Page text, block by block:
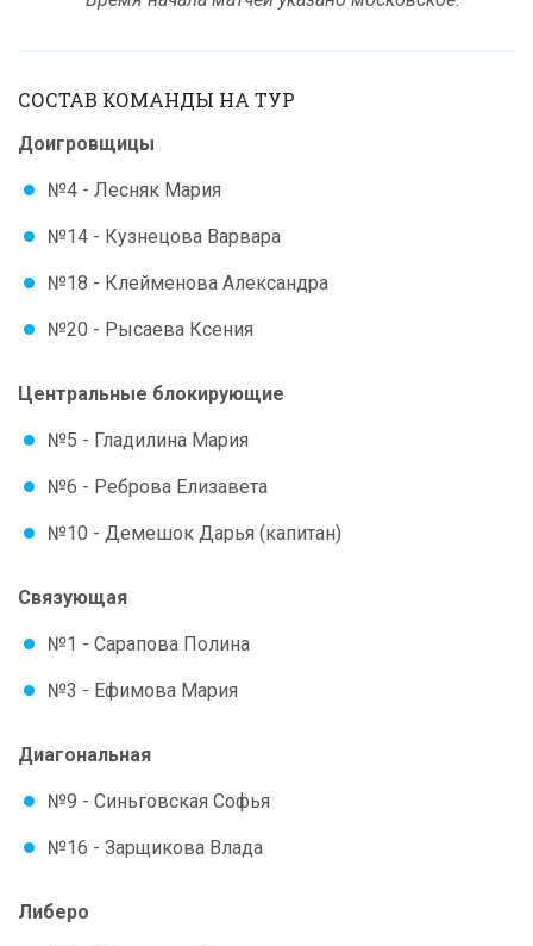
СОСТАВ КОМАНДЫ НА ТУР
Доигровщицы
№4 - Лесняк Мария
№14 - Кузнецова Варвара
№18 - Клейменова Александра
№20 - Рысаева Ксения
Центральные блокирующие
№5 - Гладилина Мария
№6 - Реброва Елизавета
№10 - Демешок Дарья (капитан)
Связующая
№1 - Сарапова Полина
№3 - Ефимова Мария
Диагональная
№9 - Синьговская Софья
№16 - Зарщикова Влада
Либеро